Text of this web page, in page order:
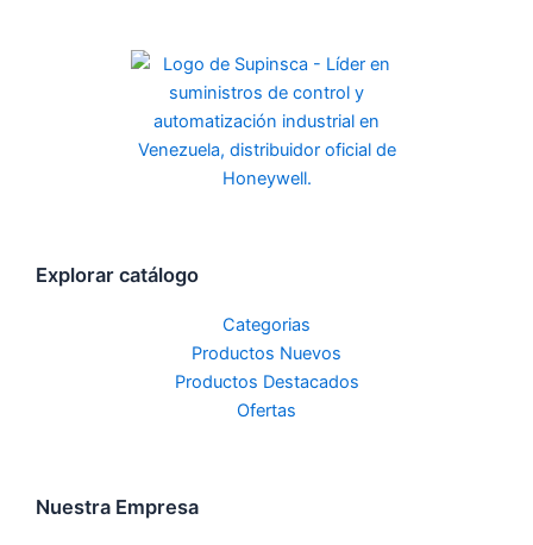
Explorar catálogo
Categorias
Productos Nuevos
Productos Destacados
Ofertas
Nuestra Empresa